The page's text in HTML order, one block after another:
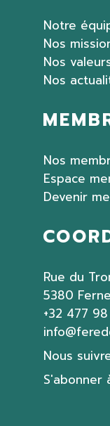
Notre
Nos
Nos
Nos
Nos
Espace
Devenir
Rue du
5380
+32 477
Nous
S'abonner